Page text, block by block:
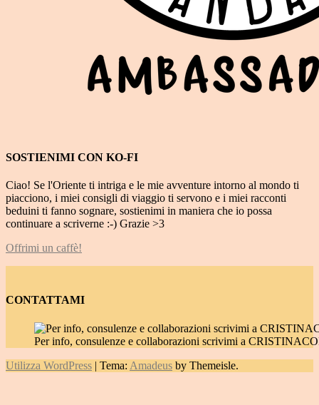
SOSTIENIMI CON KO-FI
Ciao! Se l'Oriente ti intriga e le mie avventure intorno al mondo ti
piacciono, i miei consigli di viaggio ti servono e i miei racconti
beduini ti fanno sognare, sostienimi in maniera che io possa
continuare a scriverne :-) Grazie >3
Offrimi un caffè!
CONTATTAMI
Per info, consulenze e collaborazioni scrivimi a
Utilizza WordPress | Tema: Amadeus by Themeisle.